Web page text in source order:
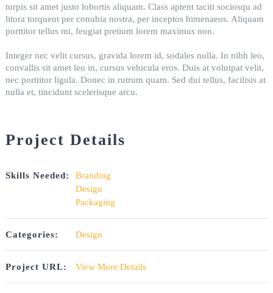
turpis sit amet justo lobortis aliquam. Class aptent taciti sociosqu ad
litora torquent per conubia nostra, per inceptos himenaeos. Aliquam
porttitor tellus mi, feugiat pretium lorem maximus non.
Integer nec velit cursus, gravida lorem id, sodales nulla. In nibh leo,
convallis sit amet leo in, cursus vehicula eros. Duis at volutpat velit,
nec porttitor ligula. Donec in rutrum quam. Sed dui tellus, facilisis at
nulla et, tincidunt scelerisque arcu.
Project Details
Skills Needed:
Branding
Design
Packaging
Categories: Design
Project URL: View More Details